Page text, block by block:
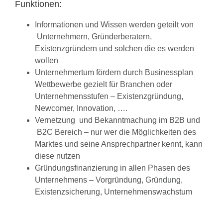
Funktionen:
Informationen und Wissen werden geteilt von
Unternehmern, Gründerberatern,
Existenzgründern und solchen die es werden
wollen
Unternehmertum fördern durch Businessplan
Wettbewerbe gezielt für Branchen oder
Unternehmensstufen – Existenzgründung,
Newcomer, Innovation, ….
Vernetzung und Bekanntmachung im B2B und
B2C Bereich – nur wer die Möglichkeiten des
Marktes und seine Ansprechpartner kennt, kann
diese nutzen
Gründungsfinanzierung in allen Phasen des
Unternehmens – Vorgründung, Gründung,
Existenzsicherung, Unternehmenswachstum